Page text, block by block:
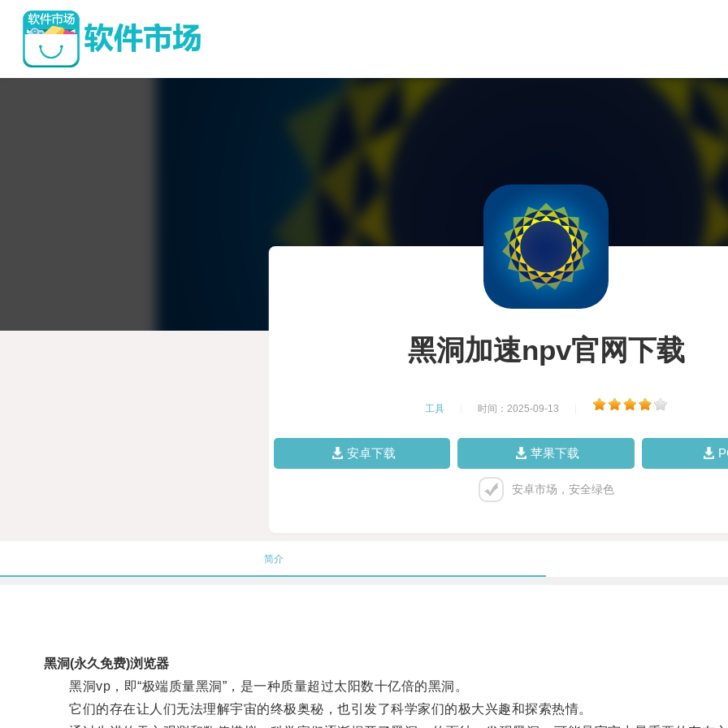
黑洞加速npv官网下载
工具 时间：2025-09-13
安卓下载 苹果下载
安卓市场，安全绿色
简介
黑洞(永久免费)浏览器
黑洞vp，即“极端质量黑洞”，是一种质量超过太阳数十亿倍的黑洞。
它们的存在让人们无法理解宇宙的终极奥秘，也引发了科学家们的极大兴趣和探索热情。